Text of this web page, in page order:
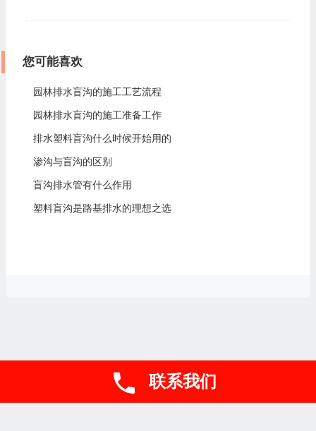
您可能喜欢
园林排水盲沟的施工工艺流程
园林排水盲沟的施工准备工作
排水塑料盲沟什么时候开始用的
渗沟与盲沟的区别
盲沟排水管有什么作用
塑料盲沟是路基排水的理想之选
联系我们